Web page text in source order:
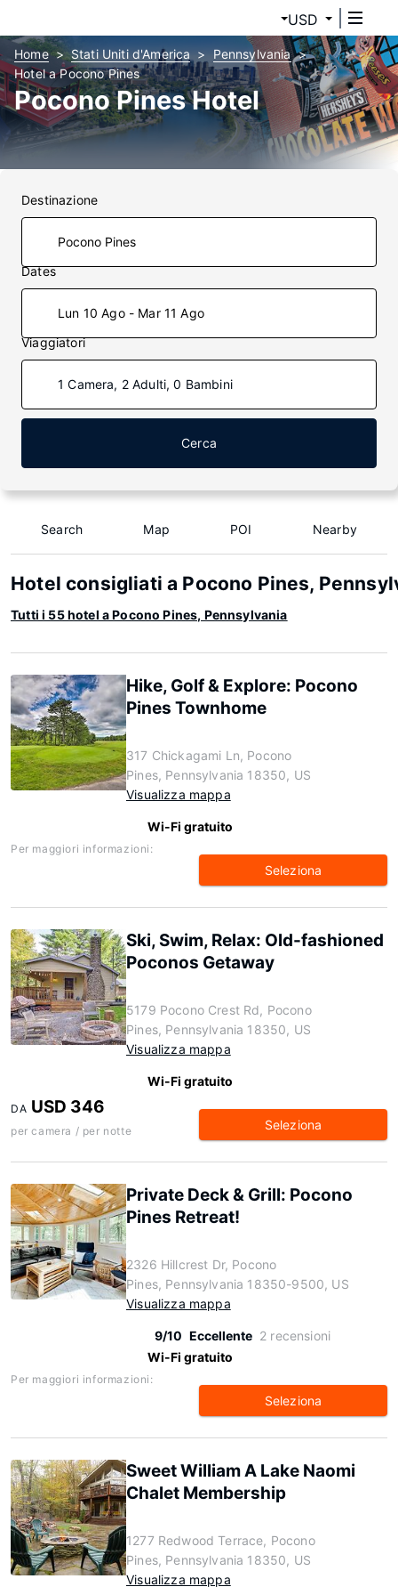
USD
Home Stati Uniti d'America
Pennsylvania
Hotel a Pocono Pines
Pocono Pines Hotel
Destinazione
Dates
Lun 10 Ago - Mar 11 Ago
Viaggiatori
1 Camera, 2 Adulti, 0 Bambini
Cerca
Search Map POI Nearby
Hotel consigliati a Pocono Pines,
Tutti i 55 hotel a Pocono Pines, Pennsylvania
Hike, Golf & Explore: Pocono
Pines Townhome
317 Chickagami Ln, Pocono
Pines, Pennsylvania 18350, US
Visualizza mappa
Wi-Fi gratuito
Per maggiori informazioni:
Seleziona
Ski, Swim, Relax: Old-fashioned
Poconos Getaway
5179 Pocono Crest Rd, Pocono
Pines, Pennsylvania 18350, US
Visualizza mappa
Wi-Fi gratuito
DA USD 346
per camera / per notte Seleziona
Private Deck & Grill: Pocono
Pines Retreat!
2326 Hillcrest Dr, Pocono
Pines, Pennsylvania 18350-9500, US
Visualizza mappa
9/10 Eccellente 2 recensioni
Wi-Fi gratuito
Per maggiori informazioni:
Seleziona
Sweet William A Lake Naomi
Chalet Membership
1277 Redwood Terrace, Pocono
Pines, Pennsylvania 18350, US
Visualizza mappa